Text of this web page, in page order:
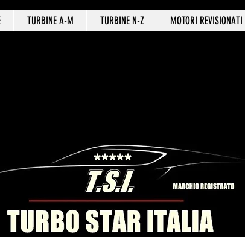
TURBINE A-M TURBINE N-Z MOTORI REVISIONATI